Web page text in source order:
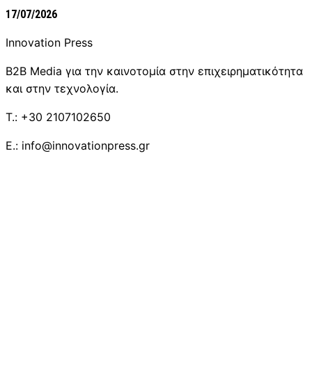
17/07/2026
Innovation Press
B2B Media για την καινοτομία στην επιχειρηματικότητα
και στην τεχνολογία.
T.: +30 2107102650
E.: info@innovationpress.gr